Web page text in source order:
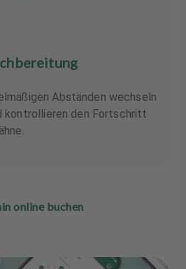
Abständen wechseln
kontrollieren den Fortschritt
online buchen